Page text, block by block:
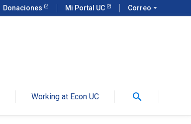
Donaciones Mi Portal UC Correo arrow_drop_down
Working at Econ UC search